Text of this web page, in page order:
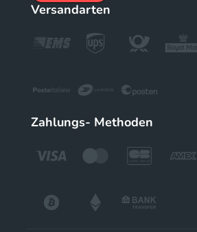
Versandarten
Zahlungs- Methoden